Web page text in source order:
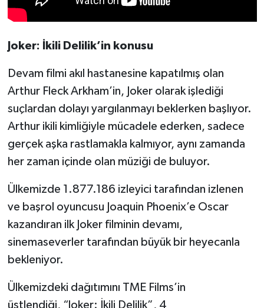
Joker: İkili Delilik’in konusu
Devam filmi akıl hastanesine kapatılmış olan
Arthur Fleck Arkham’in, Joker olarak işlediği
suçlardan dolayı yargılanmayı beklerken başlıyor.
Arthur ikili kimliğiyle mücadele ederken, sadece
gerçek aşka rastlamakla kalmıyor, aynı zamanda
her zaman içinde olan müziği de buluyor.
Ülkemizde 1.877.186 izleyici tarafından izlenen
ve başrol oyuncusu Joaquin Phoenix’e Oscar
kazandıran ilk Joker filminin devamı,
sinemaseverler tarafından büyük bir heyecanla
bekleniyor.
Ülkemizdeki dağıtımını TME Films’in
üstlendiği, “Joker: İkili Delilik”, 4